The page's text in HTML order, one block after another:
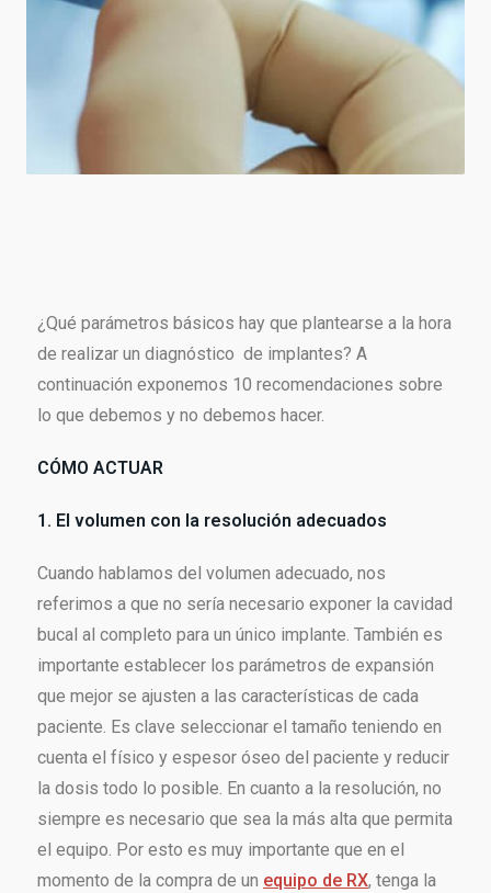
¿Qué parámetros básicos hay que plantearse a la hora
de realizar un diagnóstico de implantes? A
continuación exponemos 10 recomendaciones sobre
lo que debemos y no debemos hacer.
CÓMO ACTUAR
1. El volumen con la resolución adecuados
Cuando hablamos del volumen adecuado, nos
referimos a que no sería necesario exponer la cavidad
bucal al completo para un único implante. También es
importante establecer los parámetros de expansión
que mejor se ajusten a las características de cada
paciente. Es clave seleccionar el tamaño teniendo en
cuenta el físico y espesor óseo del paciente y reducir
la dosis todo lo posible. En cuanto a la resolución, no
siempre es necesario que sea la más alta que permita
el equipo. Por esto es muy importante que en el
momento de la compra de un equipo de RX, tenga la